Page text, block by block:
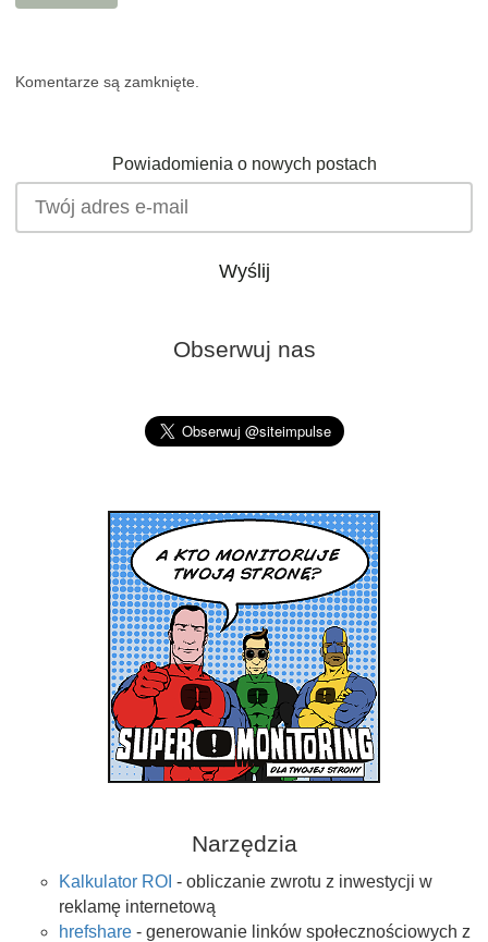
Komentarze są zamknięte.
Powiadomienia o nowych postach
Wyślij
Obserwuj nas
Narzędzia
Kalkulator ROI - obliczanie zwrotu z inwestycji w
reklamę internetową
hrefshare - generowanie linków społecznościowych z